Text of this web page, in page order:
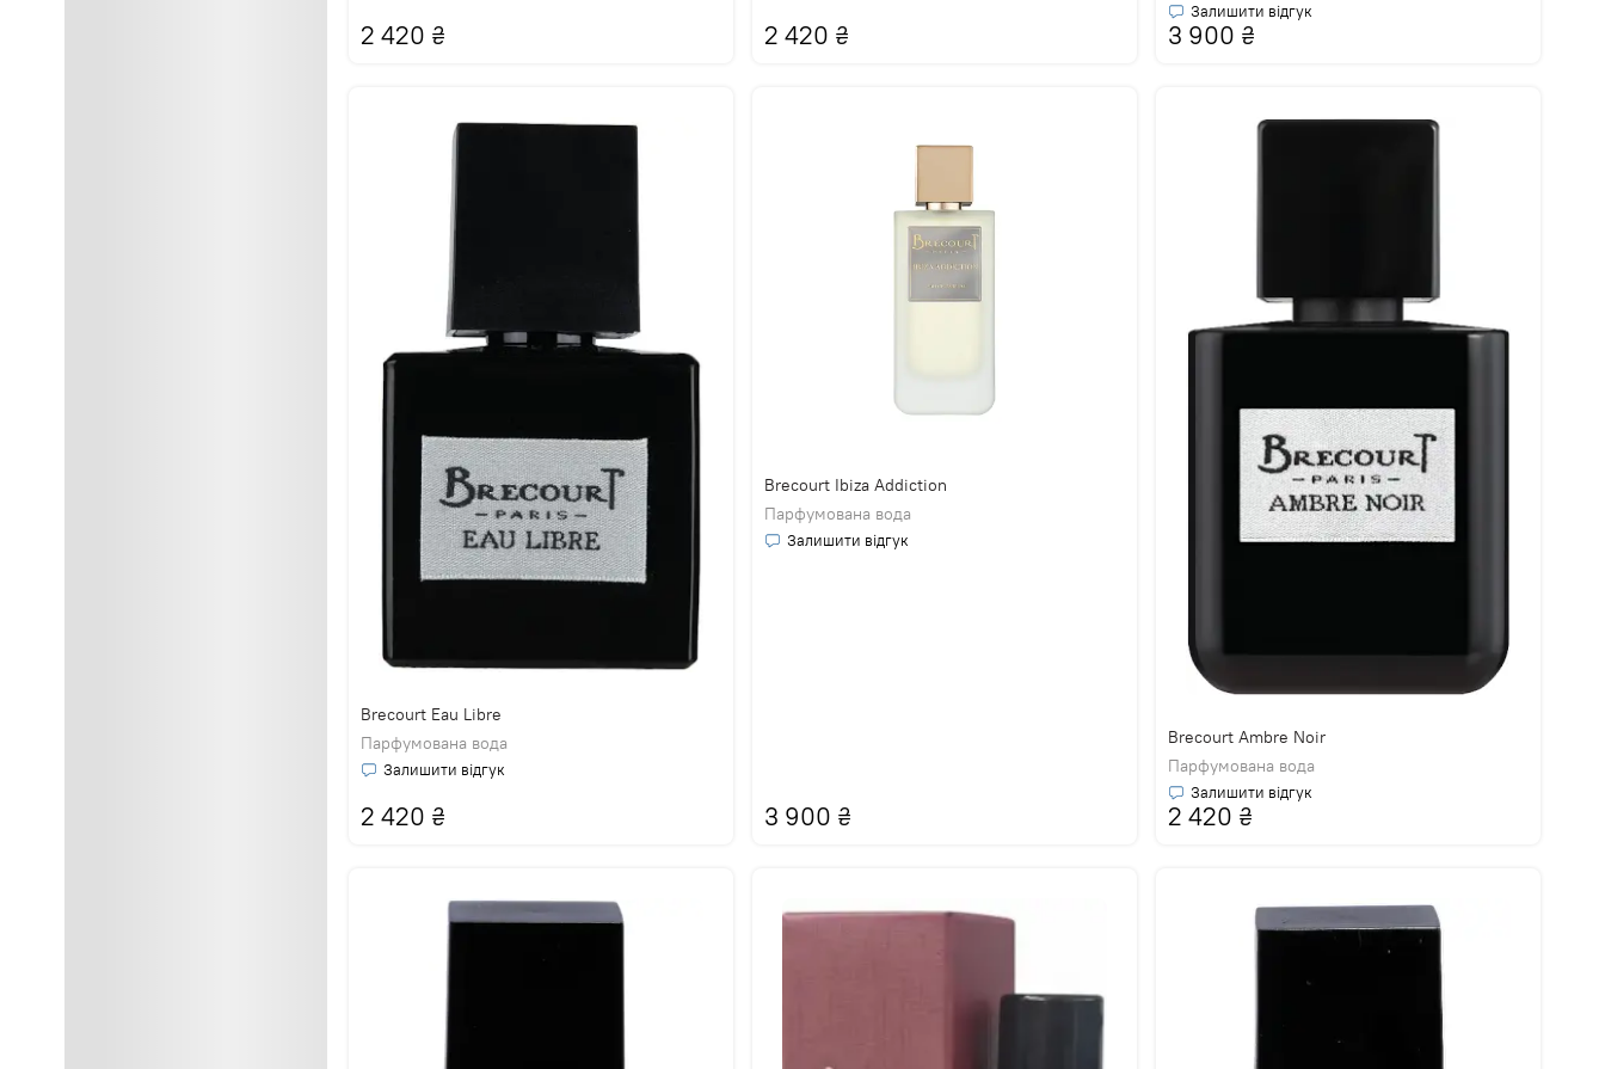
2 420 ₴ 2 420 ₴
Залишити відгук
3 900 ₴
Brecourt Eau Libre
Парфумована вода
Залишити відгук
2 420 ₴
Brecourt Ibiza Addiction
Парфумована вода
Залишити відгук
3 900 ₴
Brecourt Ambre Noir
Парфумована вода
Залишити відгук
2 420 ₴